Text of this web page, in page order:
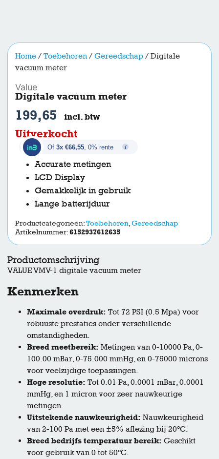
Home / Toebehoren/ Gereedschap / Digitale
vacuum meter
Value
Digitale vacuum meter
199,65 incl. btw
Uitverkocht
Of 3x €66,55, 0% rente
Accurate metingen
LCD Display
Gemakkelijk in gebruik
Lange batterijduur
Productcategorieën:Toebehoren,Gereedschap
Artikelnummer:6152937612635
Productomschrijving
VALUE VMV-1 digitale vacuum meter
Kenmerken
Maximale overdruk: Tot 72 PSI (0.5 Mpa) voor
robuuste prestaties onder verschillende
omstandigheden.
Breed meetbereik: Metingen van 0-10000 Pa, 0-
100.00 mBar, 0-75.000 mmHg, en 0-75000 microns
voor veelzijdige toepassingen.
Hoge resolutie: Tot 0.01 Pa, 0.0001 mBar, 0.0001
mmHg, en 1 micron voor zeer nauwkeurige
metingen.
Uitstekende nauwkeurigheid: Nauwkeurigheid
van 2-100 Pa met een ±5% aflezing bij 20°C.
Breed bedrijfs temperatuur bereik: Geschikt
voor gebruik van 0 tot 50°C.